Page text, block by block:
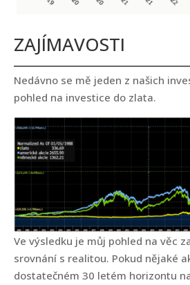
ZAJÍMAVOSTI
Nedávno se mě jeden z našich
pohled na investice do zlata.
Ve výsledku je můj pohled na věc
srovnání s realitou. Pokud nějaké
dostatečném 30 letém horizontu